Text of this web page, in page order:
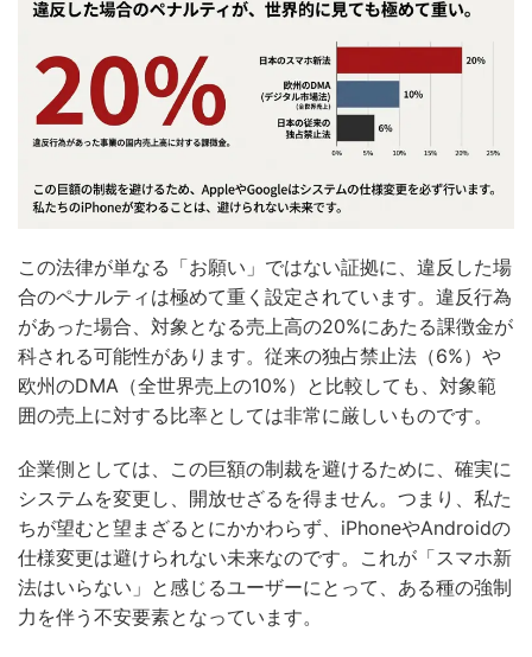
この法律が単なる「お願い」ではない証拠に、違反した場
合のペナルティは極めて重く設定されています。違反行為
があった場合、対象となる売上高の20%にあたる課徴金が
科される可能性があります。従来の独占禁止法（6%）や
欧州のDMA（全世界売上の10%）と比較しても、対象範
囲の売上に対する比率としては非常に厳しいものです。
企業側としては、この巨額の制裁を避けるために、確実に
システムを変更し、開放せざるを得ません。つまり、私た
ちが望むと望まざるとにかかわらず、iPhoneやAndroidの
仕様変更は避けられない未来なのです。これが「スマホ新
法はいらない」と感じるユーザーにとって、ある種の強制
力を伴う不安要素となっています。